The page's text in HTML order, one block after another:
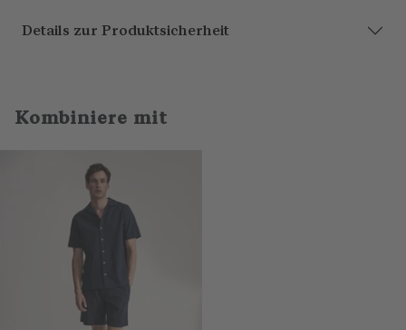
Details zur Produktsicherheit
Kombiniere mit